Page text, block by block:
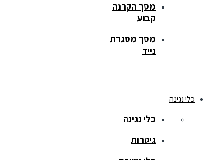
מסך הקרנה
קבוע
מסך מסגרת
נייד
כלי נגינה
כלי נגינה
גיטרות